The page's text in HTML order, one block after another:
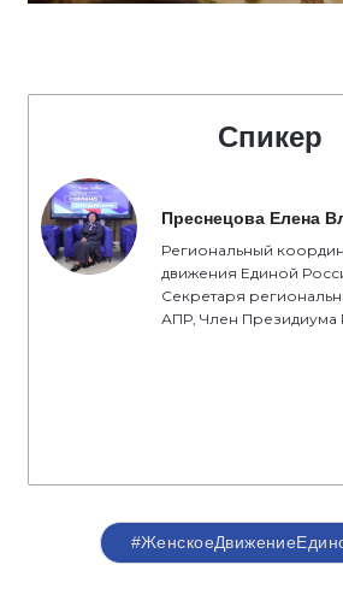
Спикер
Преснецова Елена
Региональный
движения Единой
Секретаря
АПР, Член Президиума